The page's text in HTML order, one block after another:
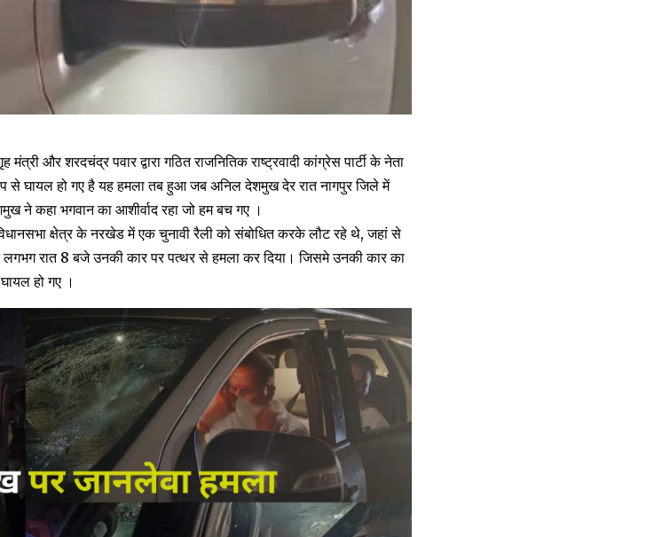
मंत्री और शरदचंद्र पवार द्वारा गठित राजनितिक राष्ट्रवादी कांग्रेस पार्टी के नेता
घायल हो गए है यह हमला तब हुआ जब अनिल देशमुख देर रात नागपुर जिले में
ने कहा भगवान का आशीर्वाद रहा जो हम बच गए ।
क्षेत्र के नरखेड में एक चुनावी रैली को संबोधित करके लौट रहे थे, जहां से
रात 8 बजे उनकी कार पर पत्थर से हमला कर दिया। जिसमे उनकी कार का
हो गए ।